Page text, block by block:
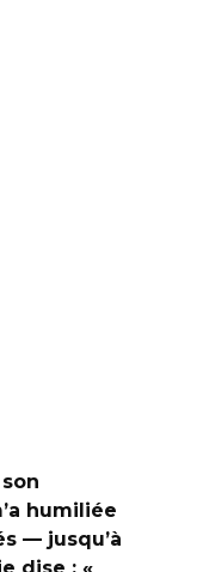
humiliée
— jusqu’à